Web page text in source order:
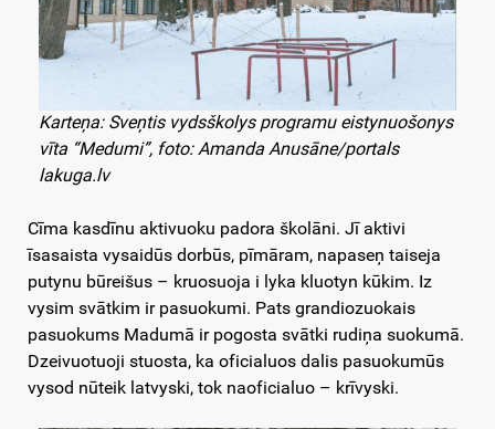
Karteņa: Sveņtis vydsškolys programu eistynuošonys
vīta “Medumi”, foto: Amanda Anusāne/portals
lakuga.lv
Cīma kasdīnu aktivuoku padora školāni. Jī aktivi
īsasaista vysaidūs dorbūs, pīmāram, napaseņ taiseja
putynu būreišus – kruosuoja i lyka kluotyn kūkim. Iz
vysim svātkim ir pasuokumi. Pats grandiozuokais
pasuokums Madumā ir pogosta svātki rudiņa suokumā.
Dzeivuotuoji stuosta, ka oficialuos dalis pasuokumūs
vysod nūteik latvyski, tok naoficialuo – krīvyski.